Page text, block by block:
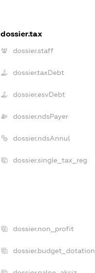
dossier.tax
dossier.staff
dossier.taxDebt
dossier.esvDebt
dossier.ndsPayer
dossier.ndsAnnul
dossier.single_tax_reg
dossier.non_profit
dossier.budget_dotation